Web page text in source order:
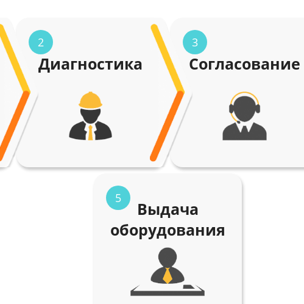
2
Диагностика
3
Согласование
5
Выдача
оборудования